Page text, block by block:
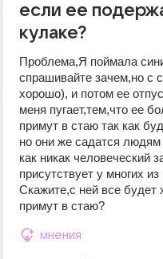
если ее
кулаке?
Проблема,Я поймала
спрашивайте зачем,но с
хорошо), и потом ее
меня пугает,тем,что ее
примут в стаю так как
но они же садатся людям
как никак человеческий
присутствует у многих из
Скажите,с ней все будет
примут в стаю?
мнения